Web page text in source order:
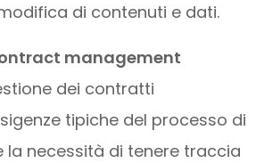
di contenuti e dati.
management
dei contratti
tipiche del processo di
la necessità di tenere traccia